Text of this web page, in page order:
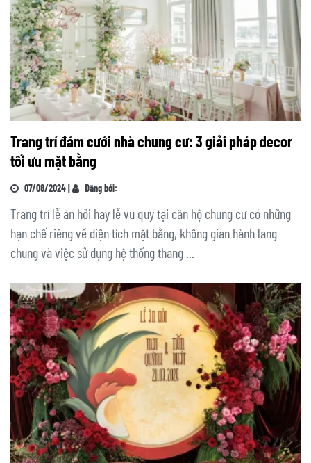
Trang trí đám cưới nhà chung cư: 3 giải pháp decor
tối ưu mặt bằng
07/08/2024 | Đăng bởi:
Trang trí lễ ăn hỏi hay lễ vu quy tại căn hộ chung cư có những
hạn chế riêng về diện tích mặt bằng, không gian hành lang
chung và việc sử dụng hệ thống thang ...